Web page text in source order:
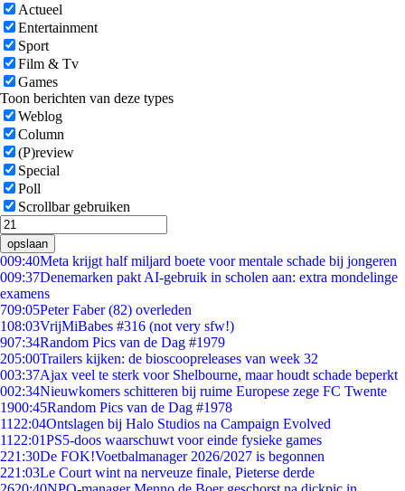
Actueel
Entertainment
Sport
Film & Tv
Games
Toon berichten van deze types
Weblog
Column
(P)review
Special
Poll
Scrollbar gebruiken
opslaan
009:40Meta krijgt half miljard boete voor mentale schade bij jongeren
009:37Denemarken pakt AI-gebruik in scholen aan: extra mondelinge
examens
709:05Peter Faber (82) overleden
108:03VrijMiBabes #316 (not very sfw!)
907:34Random Pics van de Dag #1979
205:00Trailers kijken: de bioscoopreleases van week 32
003:37Ajax veel te sterk voor Shelbourne, maar houdt schade beperkt
002:34Nieuwkomers schitteren bij ruime Europese zege FC Twente
1900:45Random Pics van de Dag #1978
11 22:04Ontslagen bij Halo Studios na Campaign Evolved
11 22:01PS5-doos waarschuwt voor einde fysieke games
221:30De FOK!Voetbalmanager 2026/2027 is begonnen
221:03Le Court wint na nerveuze finale, Pieterse derde